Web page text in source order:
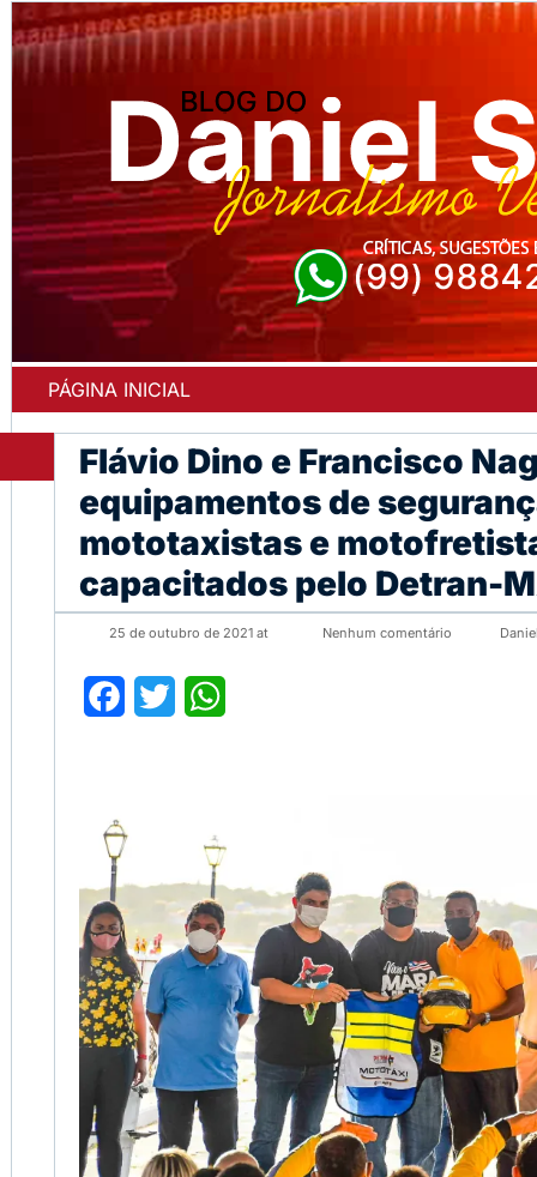
PÁGINA INICIAL
Flávio Dino e Francisco
equipamentos de
mototaxistas e
capacitados pelo Detran-
25 de outubro de 2021 at Nenhum comentário
Facebook
Twitter